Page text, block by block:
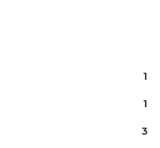
1
1
3